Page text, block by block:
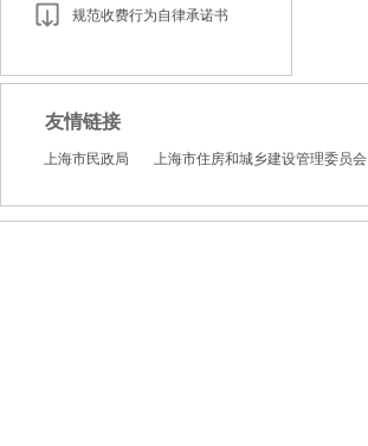
规范收费行为自律承诺书
友情链接
上海市民政局 上海市住房和城乡建设管理委员会